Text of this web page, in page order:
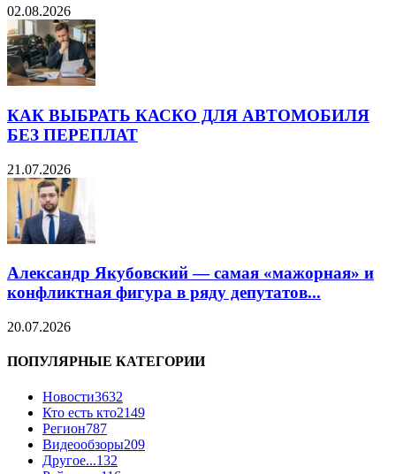
02.08.2026
КАК ВЫБРАТЬ КАСКО ДЛЯ АВТОМОБИЛЯ
БЕЗ ПЕРЕПЛАТ
21.07.2026
Александр Якубовский — самая «мажорная» и
конфликтная фигура в ряду депутатов...
20.07.2026
ПОПУЛЯРНЫЕ КАТЕГОРИИ
Новости3632
Кто есть кто2149
Регион787
Видеообзоры209
Другое...132